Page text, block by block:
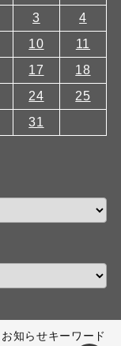
3
4
10
11
17
18
24
25
31
お知らせキーワード